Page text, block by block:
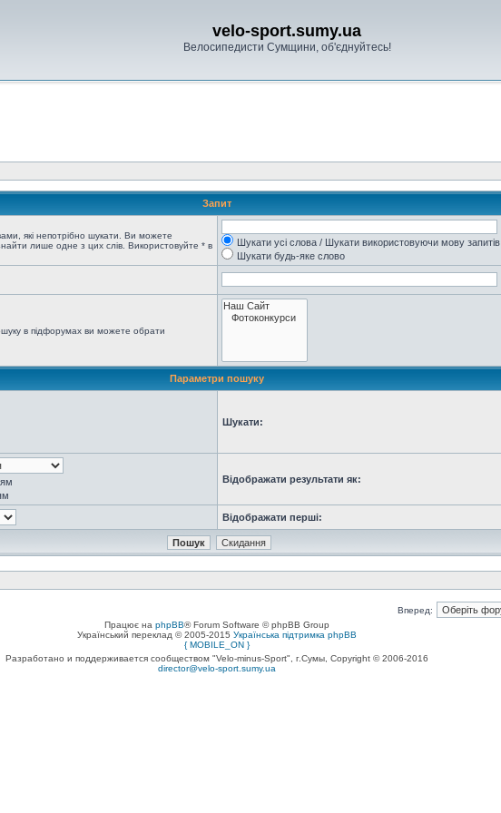
velo-sport.sumy.ua
Велосипедисти Сумщини, об'єднуйтесь!
Запит
які непотрібно шукати. Ви можете
лише одне з цих слів. Використовуйте * в
Шукати усі слова / Шукати використовуючи мову запитів
Шукати будь-яке слово
в підфорумах ви можете обрати
Параметри пошуку
Шукати:
Відображати результати як:
Відображати перші:
Вперед:
Працює на phpBB® Forum Software © phpBB Group
Український переклад © 2005-2015 Українська підтримка phpBB
{ MOBILE_ON }
Разработано и поддерживается сообществом "Velo-minus-Sport", г.Сумы, Copyright © 2006-2016
director@velo-sport.sumy.ua